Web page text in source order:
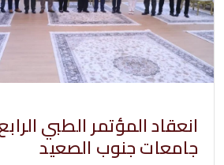
انعقاد المؤتمر الطبي
جامعات جنوب الصعيد